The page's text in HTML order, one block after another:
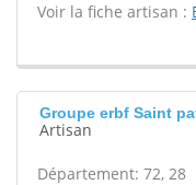
Voir la fiche artisan :
Groupe erbf Saint
Artisan
Département: 72, 28